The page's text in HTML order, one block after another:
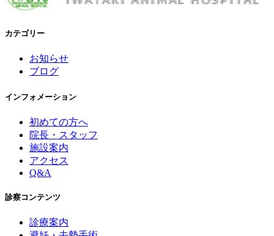
カテゴリー
お知らせ
ブログ
インフォメーション
初めての方へ
院長・スタッフ
施設案内
アクセス
Q&A
診察コンテンツ
診療案内